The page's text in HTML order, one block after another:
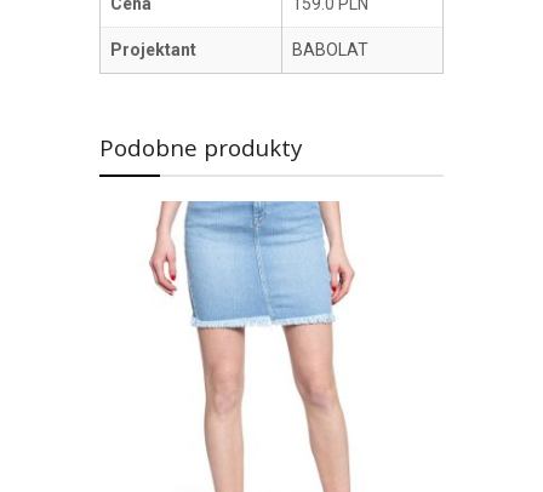
Projektant BABOLAT
Podobne produkty